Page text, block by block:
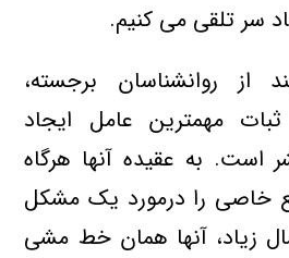
سر تلقی می كنیم.
از روانشناسان برجسته،
مهمترین عامل ایجاد
است. به عقیده آنها هرگاه
خاصی را درمورد یك مشكل
زیاد، آنها همان خط مشی